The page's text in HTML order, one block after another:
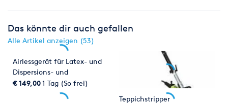
Das könnte dir auch gefallen
Alle Artikel anzeigen (53)
Airlessgerät für Latex- und
Dispersions- und
Fassedenfarben
€ 149,001 Tag (So frei)
Teppichstripper